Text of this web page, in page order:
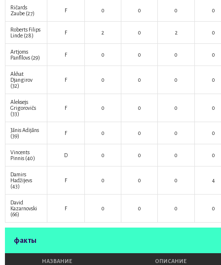
Ričards
Zaube (27) F 0 0 0 0
Roberts Filips
Linde (28) F 2 0 2 0
Artjoms
Panfīlovs (29) F 0 0 0 0
Akhat
Djangirov
(32)
F 0 0 0 0
Aleksejs
Grigorovičs
(33)
F 0 0 0 0
Jānis Adijāns
(39)
F 0 0 0 0
Vincents
Pinnis (40) D 0 0 0 0
Damirs
Hadžijevs
(43)
F 0 0 0 4
David
Kazarnovski
(66)
F 0 0 0 0
факты
НАЗВАНИЕ ОПИСАНИЕ